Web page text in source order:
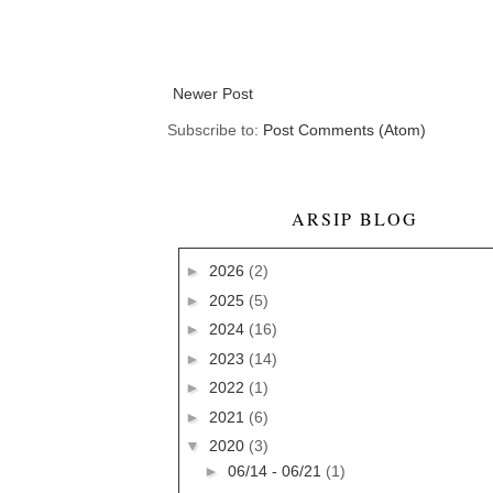
Newer Post
Subscribe to: Post Comments (Atom)
ARSIP BLOG
► 2026 (2)
► 2025 (5)
► 2024 (16)
► 2023 (14)
► 2022 (1)
► 2021 (6)
▼ 2020 (3)
► 06/14 - 06/21 (1)